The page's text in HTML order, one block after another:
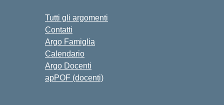
Tutti gli argomenti
Contatti
Argo Famiglia
Calendario
Argo Docenti
apPOF (docenti)